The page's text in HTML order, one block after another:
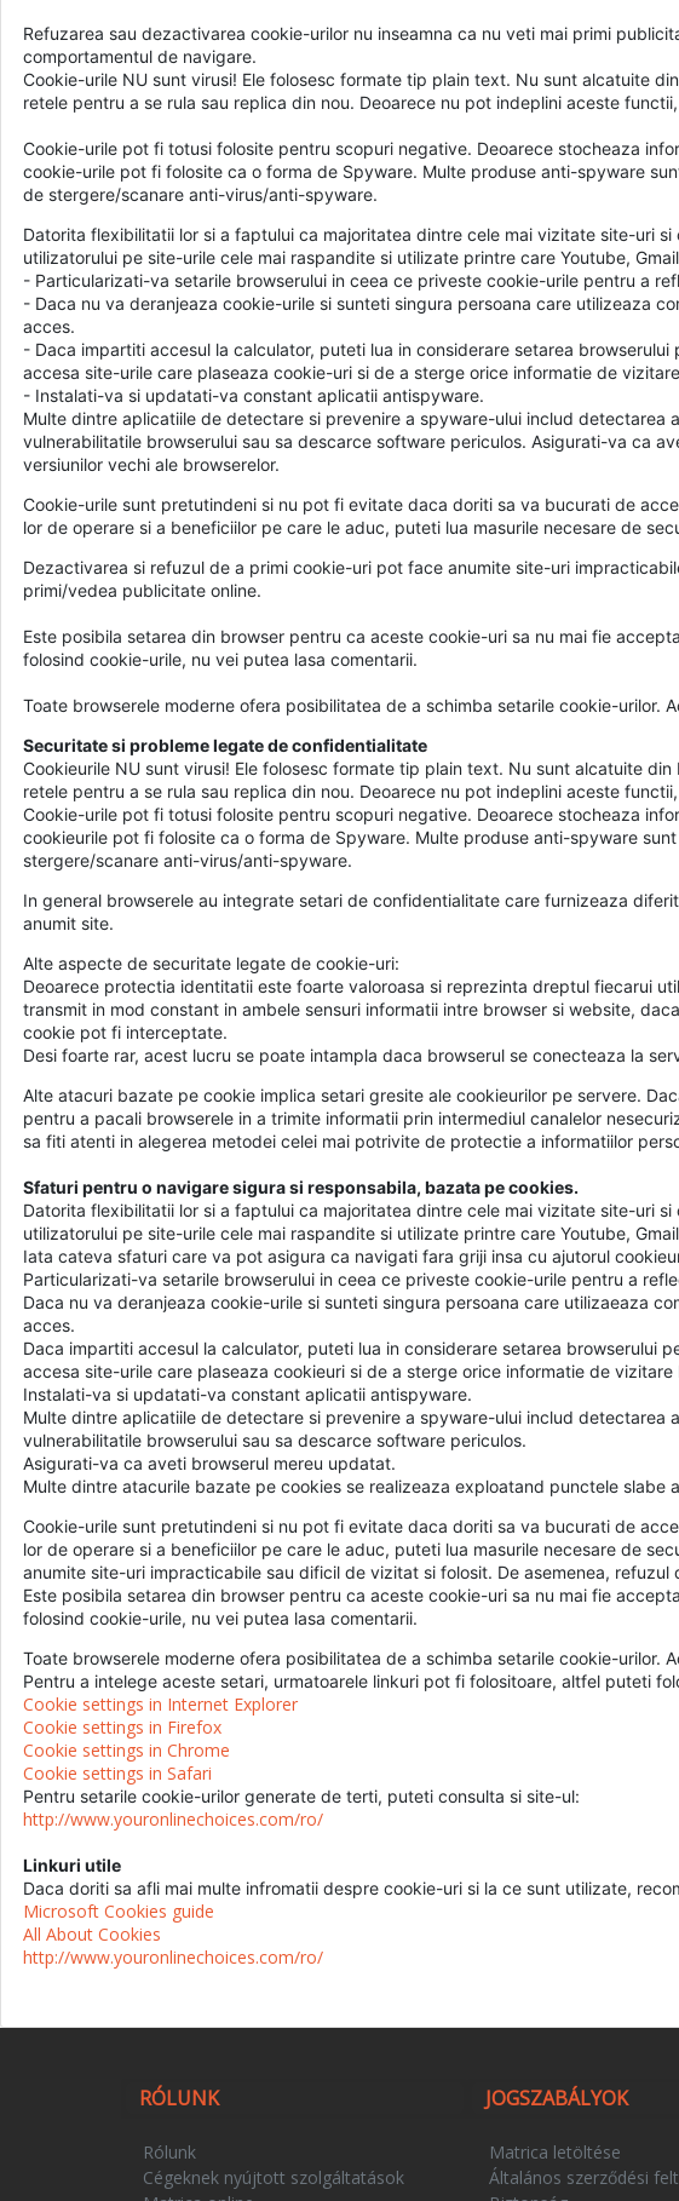
Refuzarea sau dezactivarea cookie-urilor nu inseamna ca nu veti mai primi
comportamentul de navigare.
Cookie-urile NU sunt virusi! Ele folosesc formate tip plain text. Nu sunt alcatuite
retele pentru a se rula sau replica din nou. Deoarece nu pot indeplini aceste
Cookie-urile pot fi totusi folosite pentru scopuri negative. Deoarece stocheaza
cookie-urile pot fi folosite ca o forma de Spyware. Multe produse anti-spyware
de stergere/scanare anti-virus/anti-spyware.
Datorita flexibilitatii lor si a faptului ca majoritatea dintre cele mai vizitate site-uri
utilizatorului pe site-urile cele mai raspandite si utilizate printre care Youtube,
- Particularizati-va setarile browserului in ceea ce priveste cookie-urile pentru a
- Daca nu va deranjeaza cookie-urile si sunteti singura persoana care utilizeaza
acces.
- Daca impartiti accesul la calculator, puteti lua in considerare setarea
accesa site-urile care plaseaza cookie-uri si de a sterge orice informatie de
- Instalati-va si updatati-va constant aplicatii antispyware.
Multe dintre aplicatiile de detectare si prevenire a spyware-ului includ
vulnerabilitatile browserului sau sa descarce software periculos. Asigurati-va ca
versiunilor vechi ale browserelor.
Cookie-urile sunt pretutindeni si nu pot fi evitate daca doriti sa va bucurati de
lor de operare si a beneficiilor pe care le aduc, puteti lua masurile necesare de
Dezactivarea si refuzul de a primi cookie-uri pot face anumite site-uri
primi/vedea publicitate online.
Este posibila setarea din browser pentru ca aceste cookie-uri sa nu mai fie
folosind cookie-urile, nu vei putea lasa comentarii.
Toate browserele moderne ofera posibilitatea de a schimba setarile cookie-urilor.
Securitate si probleme legate de confidentialitate
Cookieurile NU sunt virusi! Ele folosesc formate tip plain text. Nu sunt alcatuite
retele pentru a se rula sau replica din nou. Deoarece nu pot indeplini aceste
Cookie-urile pot fi totusi folosite pentru scopuri negative. Deoarece stocheaza
cookieurile pot fi folosite ca o forma de Spyware. Multe produse anti-spyware
stergere/scanare anti-virus/anti-spyware.
In general browserele au integrate setari de confidentialitate care furnizeaza
anumit site.
Alte aspecte de securitate legate de cookie-uri:
Deoarece protectia identitatii este foarte valoroasa si reprezinta dreptul fiecarui
transmit in mod constant in ambele sensuri informatii intre browser si website,
cookie pot fi interceptate.
Desi foarte rar, acest lucru se poate intampla daca browserul se conecteaza la
Alte atacuri bazate pe cookie implica setari gresite ale cookieurilor pe servere.
pentru a pacali browserele in a trimite informatii prin intermediul canalelor
sa fiti atenti in alegerea metodei celei mai potrivite de protectie a informatiilor
Sfaturi pentru o navigare sigura si responsabila, bazata pe cookies.
Datorita flexibilitatii lor si a faptului ca majoritatea dintre cele mai vizitate site-uri
utilizatorului pe site-urile cele mai raspandite si utilizate printre care Youtube,
Iata cateva sfaturi care va pot asigura ca navigati fara griji insa cu ajutorul
Particularizati-va setarile browserului in ceea ce priveste cookie-urile pentru a
Daca nu va deranjeaza cookie-urile si sunteti singura persoana care utilizaeaza
acces.
Daca impartiti accesul la calculator, puteti lua in considerare setarea
accesa site-urile care plaseaza cookieuri si de a sterge orice informatie de vizitare
Instalati-va si updatati-va constant aplicatii antispyware.
Multe dintre aplicatiile de detectare si prevenire a spyware-ului includ
vulnerabilitatile browserului sau sa descarce software periculos.
Asigurati-va ca aveti browserul mereu updatat.
Multe dintre atacurile bazate pe cookies se realizeaza exploatand punctele slabe
Cookie-urile sunt pretutindeni si nu pot fi evitate daca doriti sa va bucurati de
lor de operare si a beneficiilor pe care le aduc, puteti lua masurile necesare de
anumite site-uri impracticabile sau dificil de vizitat si folosit. De asemenea,
Este posibila setarea din browser pentru ca aceste cookie-uri sa nu mai fie
folosind cookie-urile, nu vei putea lasa comentarii.
Toate browserele moderne ofera posibilitatea de a schimba setarile cookie-urilor.
Pentru a intelege aceste setari, urmatoarele linkuri pot fi folositoare, altfel puteti
Cookie settings in Internet Explorer
Cookie settings in Firefox
Cookie settings in Chrome
Cookie settings in Safari
Pentru setarile cookie-urilor generate de terti, puteti consulta si site-ul:
http://www.youronlinechoices.com/ro/
Linkuri utile
Daca doriti sa afli mai multe infromatii despre cookie-uri si la ce sunt utilizate,
Microsoft Cookies guide
All About Cookies
http://www.youronlinechoices.com/ro/
RÓLUNK
Rólunk
Cégeknek nyújtott szolgáltatások
JOGSZABÁLYOK
Matrica letöltése
Általános szerződési